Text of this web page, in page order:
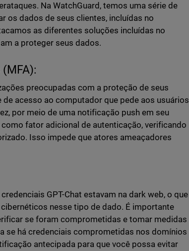
Na WatchGuard, temos uma série de
os dados de seus clientes, incluídas no
as diferentes soluções incluídas no
a proteger seus dados.
preocupadas com a proteção de seus
acesso ao computador que pede aos usuários
por meio de uma notificação push em seu
fator adicional de autenticação, verificando
Isso impede que atores ameaçadores
GPT-Chat estavam na dark web, o que
nesse tipo de dado. É importante
se foram comprometidas e tomar medidas
se há credenciais comprometidas nos domínios
antecipada para que você possa evitar